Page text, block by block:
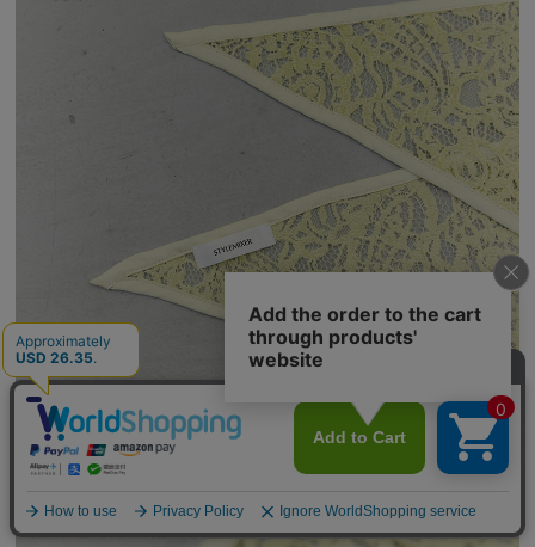
【期間限定】
新規会員登録キャンペーン開催！
8月31日（月）23：59まで
詳しくは
こちら